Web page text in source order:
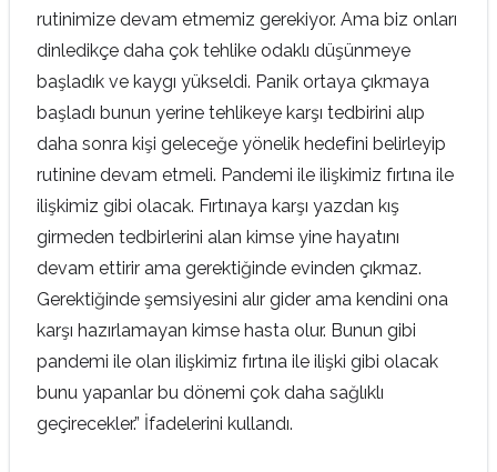
rutinimize devam etmemiz gerekiyor. Ama biz onları
dinledikçe daha çok tehlike odaklı düşünmeye
başladık ve kaygı yükseldi. Panik ortaya çıkmaya
başladı bunun yerine tehlikeye karşı tedbirini alıp
daha sonra kişi geleceğe yönelik hedefini belirleyip
rutinine devam etmeli. Pandemi ile ilişkimiz fırtına ile
ilişkimiz gibi olacak. Fırtınaya karşı yazdan kış
girmeden tedbirlerini alan kimse yine hayatını
devam ettirir ama gerektiğinde evinden çıkmaz.
Gerektiğinde şemsiyesini alır gider ama kendini ona
karşı hazırlamayan kimse hasta olur. Bunun gibi
pandemi ile olan ilişkimiz fırtına ile ilişki gibi olacak
bunu yapanlar bu dönemi çok daha sağlıklı
geçirecekler.” İfadelerini kullandı.